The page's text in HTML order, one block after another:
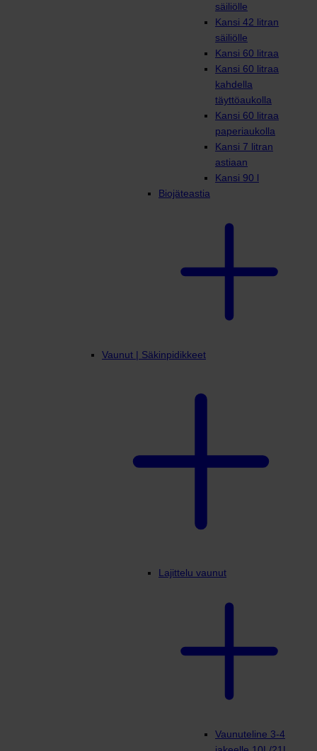
säiliölle
Kansi 42 litran
säiliölle
Kansi 60 litraa
Kansi 60 litraa
kahdella
täyttöaukolla
Kansi 60 litraa
paperiaukolla
Kansi 7 litran
astiaan
Kansi 90 l
Biojäteastia
Vaunut | Säkinpidikkeet
Lajittelu vaunut
Vaunuteline 3-4